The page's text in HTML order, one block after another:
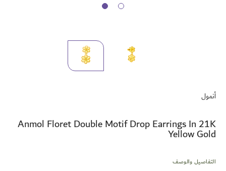
إلى
بداية
الصور
أنمول
Anmol Floret Double Motif Drop Earrings In 21K
Yellow Gold
التفاصيل والوصف